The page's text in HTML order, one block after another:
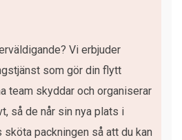
Vi erbjuder
som gör din flytt
team skyddar och organiserar
så de når sin nya plats i
packningen så att du kan